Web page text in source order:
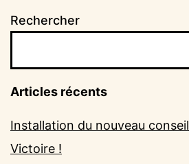
Rechercher
Articles récents
Installation du nouveau conseil
Victoire !